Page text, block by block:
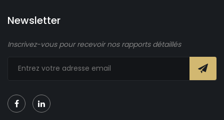
Newsletter
Inscrivez-vous pour recevoir nos rapports détaillés